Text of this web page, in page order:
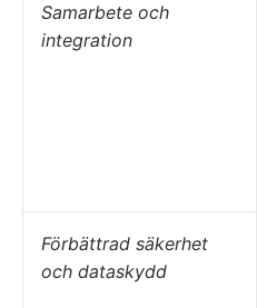
Samarbete och
integration
Förbättrad säkerhet
och dataskydd